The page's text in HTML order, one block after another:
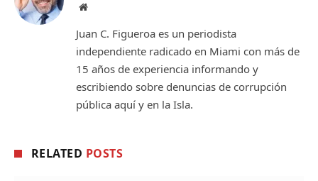
Website
Juan C. Figueroa es un periodista
independiente radicado en Miami con más de
15 años de experiencia informando y
escribiendo sobre denuncias de corrupción
pública aquí y en la Isla.
RELATED POSTS